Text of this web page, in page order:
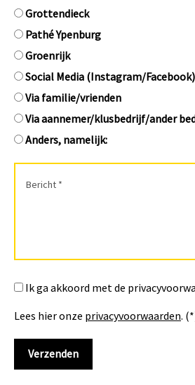
Grottendieck
Pathé Ypenburg
Groenrijk
Social Media (Instagram/Facebook)
Via familie/vrienden
Via aannemer/klusbedrijf/ander
Anders, namelijk:
Ik ga akkoord met de
Lees hier onze privacyvoorwaarden.